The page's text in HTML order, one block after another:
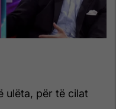
ulëta, për të cilat